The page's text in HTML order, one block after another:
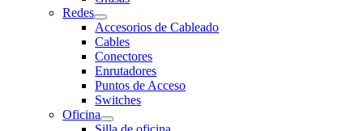
Redes
Accesorios de Cableado
Cables
Conectores
Enrutadores
Puntos de Acceso
Switches
Oficina